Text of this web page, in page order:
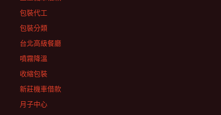
包裝代工
包裝分類
台北高級餐廳
噴霧降溫
收縮包裝
新莊機車借款
月子中心